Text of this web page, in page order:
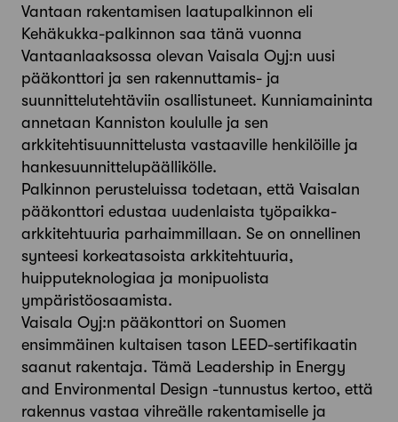
Vantaan rakentamisen laatupalkinnon eli
Kehäkukka-palkinnon saa tänä vuonna
Vantaanlaaksossa olevan Vaisala Oyj:n uusi
pääkonttori ja sen rakennuttamis- ja
suunnittelutehtäviin osallistuneet. Kunniamaininta
annetaan Kanniston koululle ja sen
arkkitehtisuunnittelusta vastaaville henkilöille ja
hankesuunnittelupäällikölle.
Palkinnon perusteluissa todetaan, että Vaisalan
pääkonttori edustaa uudenlaista työpaikka-
arkkitehtuuria parhaimmillaan. Se on onnellinen
synteesi korkeatasoista arkkitehtuuria,
huipputeknologiaa ja monipuolista
ympäristöosaamista.
Vaisala Oyj:n pääkonttori on Suomen
ensimmäinen kultaisen tason LEED-sertifikaatin
saanut rakentaja. Tämä Leadership in Energy
and Environmental Design -tunnustus kertoo, että
rakennus vastaa vihreälle rakentamiselle ja